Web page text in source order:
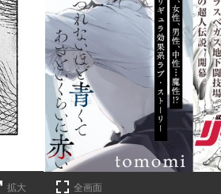
詳細ページへのリンク
拡大 全画面